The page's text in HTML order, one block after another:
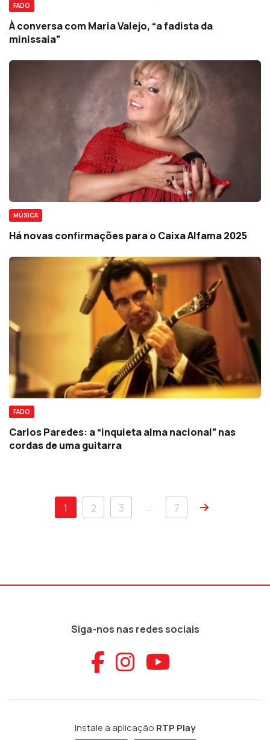
FADO
À conversa com Maria Valejo, “a fadista da
minissaia”
MÚSICA
Há novas confirmações para o Caixa Alfama 2025
FADO
Carlos Paredes: a “inquieta alma nacional” nas
cordas de uma guitarra
1 2 3 … 7
Siga-nos nas redes sociais
Aceder ao
Aceder ao
Aceder
Instale a aplicação RTP Play